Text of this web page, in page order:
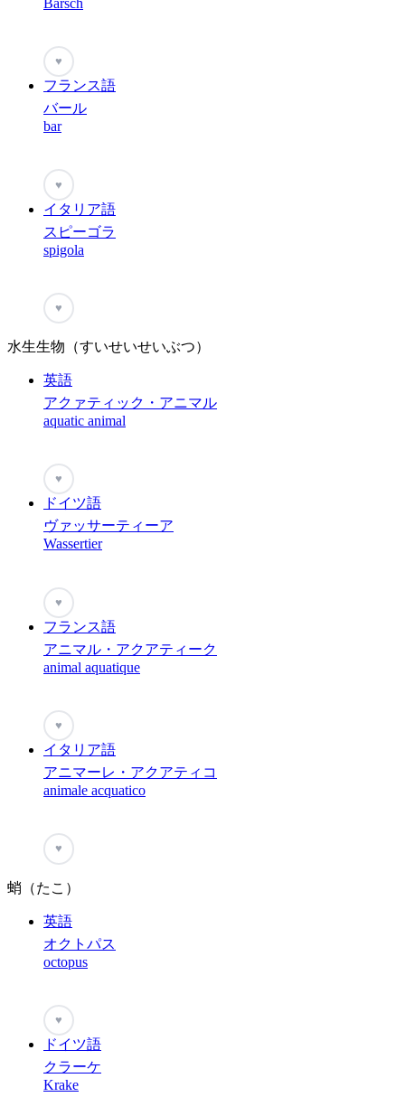
♥
フランス語
バール
bar
♥
イタリア語
スピーゴラ
spigola
♥
水生生物（すいせいせいぶつ）
英語
アクァティック・アニマル
aquatic animal
♥
ドイツ語
ヴァッサーティーア
Wassertier
♥
フランス語
アニマル・アクアティーク
animal aquatique
♥
イタリア語
アニマーレ・アクアティコ
animale acquatico
♥
蛸（たこ）
英語
オクトパス
octopus
♥
ドイツ語
クラーケ
Krake